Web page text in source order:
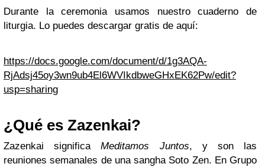
Durante la ceremonia usamos nuestro cuaderno de
liturgia. Lo puedes descargar gratis de aquí:
https://docs.google.com/document/d/1g3AQA-
RjAdsj45oy3wn9ub4El6WVIkdbweGHxEK62Pw/edit?
usp=sharing
¿Qué es Zazenkai?
Zazenkai significaMeditamos Juntos, y son las
reuniones semanales de una sangha Soto Zen. En Grupo